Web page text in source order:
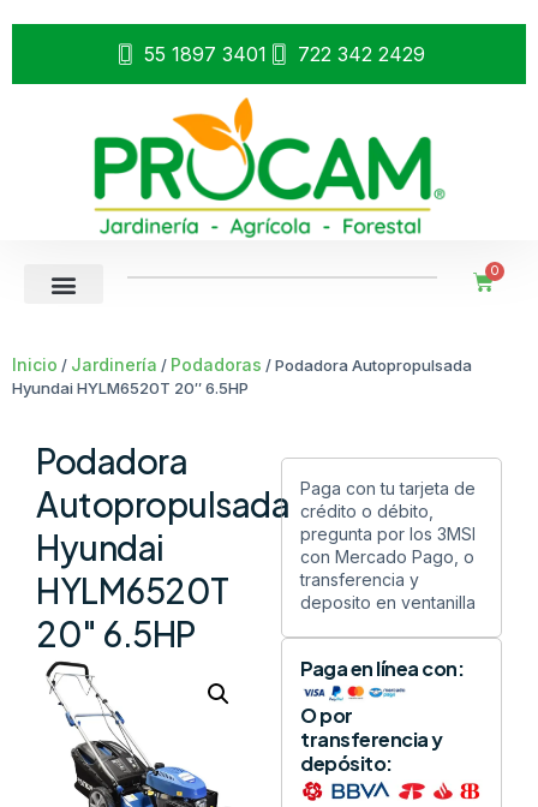
55 1897 3401 722 342 2429
0
Inicio / Jardinería / Podadoras / Podadora Autopropulsada
Hyundai HYLM6520T 20″ 6.5HP
Podadora
Autopropulsada
Hyundai
HYLM6520T
20″ 6.5HP
Paga con tu tarjeta de
crédito o débito,
pregunta por los 3MSI
con Mercado Pago, o
transferencia y
deposito en ventanilla
Paga en línea con:
O por
transferencia y
depósito: